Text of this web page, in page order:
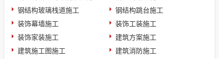
钢结构玻璃栈道施工
钢结构跳台施工
装饰幕墙施工
装饰工装施工
装饰家装施工
建筑方案施工
建筑施工图施工
建筑消防施工